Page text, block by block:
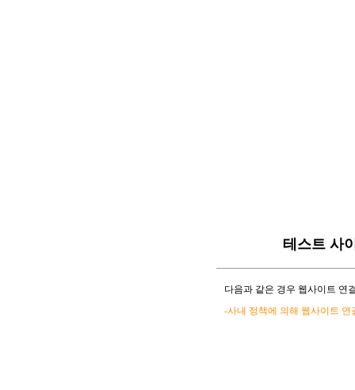
테스트 사
다음과 같은 경우 웹사이트 연
-사내 정책에 의해 웹사이트